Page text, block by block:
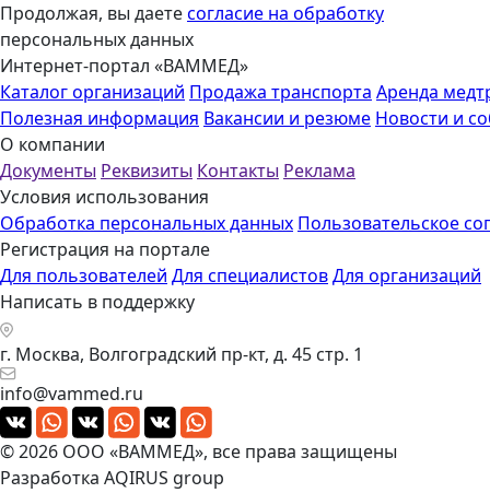
Продолжая, вы даетесогласие на обработку
персональных данных
Интернет-портал «ВАММЕД»
Каталог организаций Продажа транспорта Аренда
Полезная информация Вакансии и резюме Новости и
О компании
Документы Реквизиты Контакты Реклама
Условия использования
Обработка персональных данных Пользовательское
Регистрация на портале
Для пользователей Для специалистовДля организаций
Написать в поддержку
г. Москва, Волгоградский пр-кт, д. 45 стр. 1
info@vammed.ru
© 2026 ООО «ВАММЕД», все права защищены
Разработка AQIRUS group